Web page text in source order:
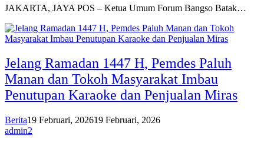
JAKARTA, JAYA POS – Ketua Umum Forum Bangso Batak…
Jelang Ramadan 1447 H, Pemdes Paluh
Manan dan Tokoh Masyarakat Imbau
Penutupan Karaoke dan Penjualan Miras
Berita19 Februari, 202619 Februari, 2026
admin2